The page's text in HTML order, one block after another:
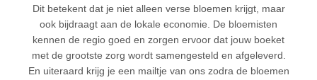
Dit betekent dat je niet alleen verse bloemen krijgt, maar
ook bijdraagt aan de lokale economie. De bloemisten
kennen de regio goed en zorgen ervoor dat jouw boeket
met de grootste zorg wordt samengesteld en afgeleverd.
En uiteraard krijg je een mailtje van ons zodra de bloemen